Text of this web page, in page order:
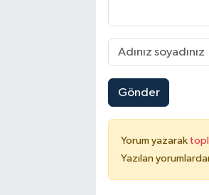
Gönder
Yorum yazarak
Yazılan